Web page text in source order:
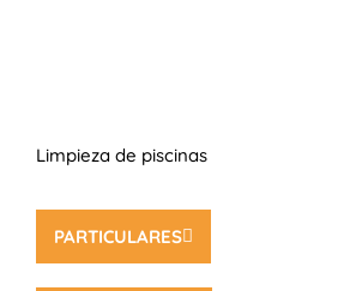
Limpieza de piscinas
PARTICULARES